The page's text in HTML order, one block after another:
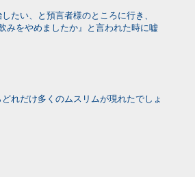
たい、と預言者様のところに行き、
みをやめましたか』と言われた時に嘘
れだけ多くのムスリムが現れたでしょ